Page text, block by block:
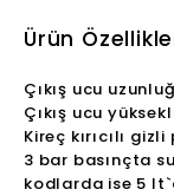
Ürün
Çıkış ucu
Çıkış ucu
Kireç kırıcılı
3 bar basınçta
kodlarda ise 5